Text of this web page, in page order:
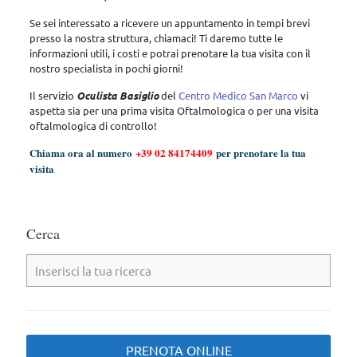
Se sei interessato a ricevere un appuntamento in tempi brevi
presso la nostra struttura, chiamaci! Ti daremo tutte le
informazioni utili, i costi e potrai prenotare la tua visita con il
nostro specialista in pochi giorni!
Il servizio Oculista Basigliodel Centro Medico San Marco vi
aspetta sia per una prima visita Oftalmologica o per una visita
oftalmologica di controllo!
Chiama ora al numero +39 02 84174409per prenotare la tua
visita
Cerca
PRENOTA ONLINE